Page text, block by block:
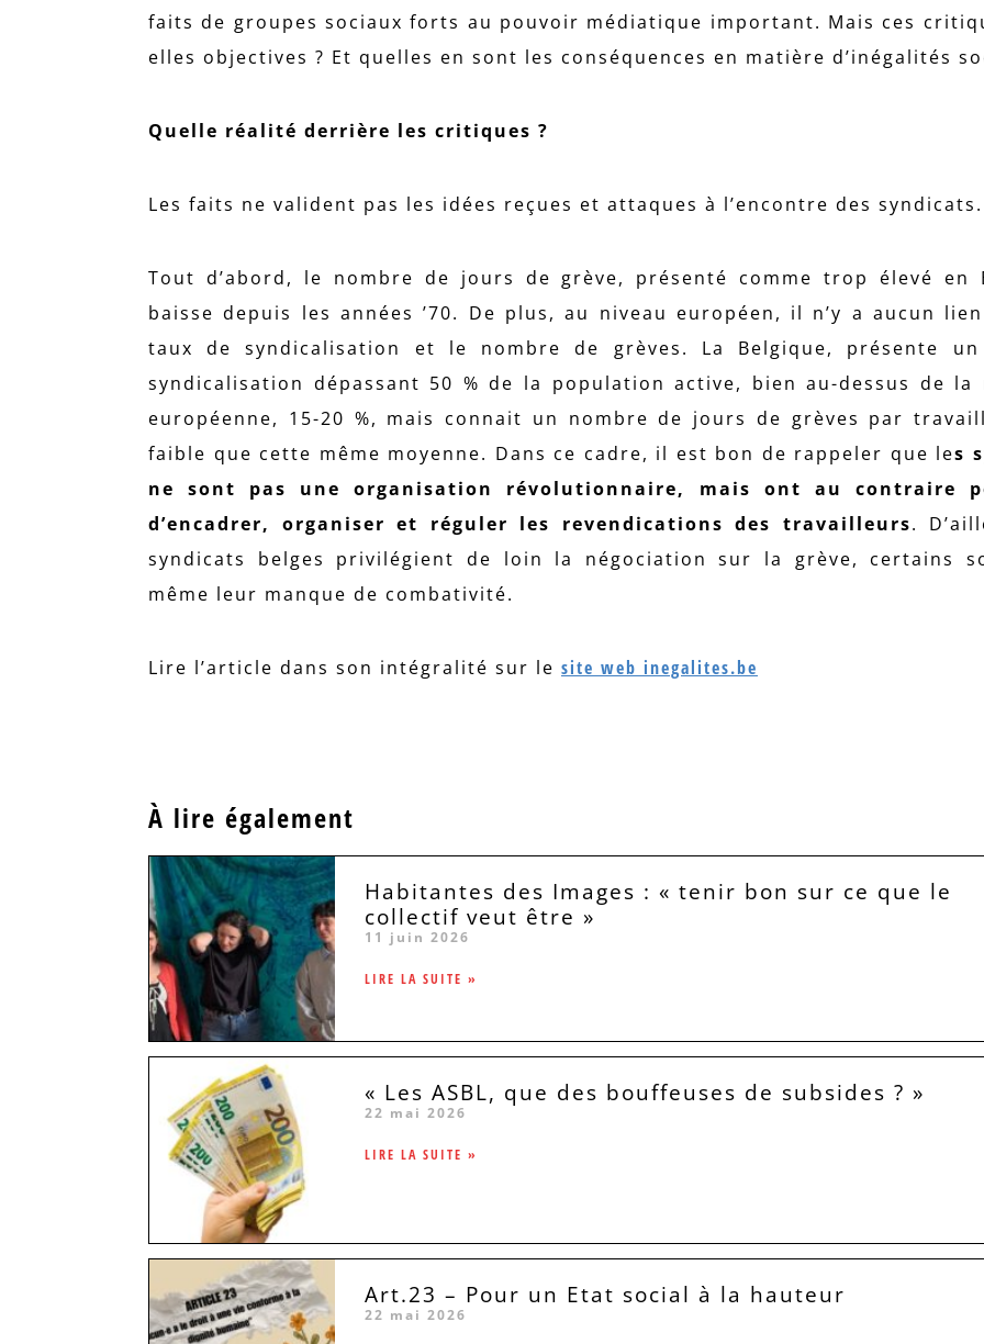
faits de groupes sociaux forts au pouvoir médiatique important. Mais ces
elles objectives ? Et quelles en sont les conséquences en matière d’inégalités
Quelle réalité derrière les critiques ?
Les faits ne valident pas les idées reçues et attaques à l’encontre des syndicats.
Tout d’abord, le nombre de jours de grève, présenté comme trop élevé en
baisse depuis les années ’70. De plus, au niveau européen, il n’y a aucun
taux de syndicalisation et le nombre de grèves. La Belgique, présente
syndicalisation dépassant 50 % de la population active, bien au-dessus de la
européenne, 15-20 %, mais connait un nombre de jours de grèves par
faible que cette même moyenne. Dans ce cadre, il est bon de rappeler que les
ne sont pas une organisation révolutionnaire, mais ont au contraire
d’encadrer, organiser et réguler les revendications des travailleurs.
syndicats belges privilégient de loin la négociation sur la grève, certains
même leur manque de combativité.
Lire l’article dans son intégralité sur le site web inegalites.be
À lire également
Habitantes des Images : « tenir bon sur ce que le
collectif veut être »
11 juin 2026
LIRE LA SUITE »
« Les ASBL, que des bouffeuses de subsides ? »
22 mai 2026
LIRE LA SUITE »
Art.23 – Pour un Etat social à la hauteur
22 mai 2026